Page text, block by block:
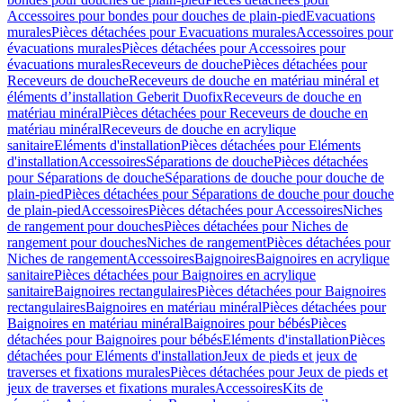
Accessoires pour bondes pour douches de plain-piedEvacuations
muralesPièces détachées pour Evacuations muralesAccessoires pour
évacuations muralesPièces détachées pour Accessoires pour
évacuations muralesReceveurs de douchePièces détachées pour
Receveurs de doucheReceveurs de douche en matériau minéral et
éléments d’installation Geberit DuofixReceveurs de douche en
matériau minéralPièces détachées pour Receveurs de douche en
matériau minéralReceveurs de douche en acrylique
sanitaireEléments d'installationPièces détachées pour Eléments
d'installationAccessoiresSéparations de douchePièces détachées
pour Séparations de doucheSéparations de douche pour douche de
plain-piedPièces détachées pour Séparations de douche pour douche
de plain-piedAccessoiresPièces détachées pour AccessoiresNiches
de rangement pour douchesPièces détachées pour Niches de
rangement pour douchesNiches de rangementPièces détachées pour
Niches de rangementAccessoiresBaignoiresBaignoires en acrylique
sanitairePièces détachées pour Baignoires en acrylique
sanitaireBaignoires rectangulairesPièces détachées pour Baignoires
rectangulairesBaignoires en matériau minéralPièces détachées pour
Baignoires en matériau minéralBaignoires pour bébésPièces
détachées pour Baignoires pour bébésEléments d'installationPièces
détachées pour Eléments d'installationJeux de pieds et jeux de
traverses et fixations muralesPièces détachées pour Jeux de pieds et
jeux de traverses et fixations muralesAccessoiresKits de